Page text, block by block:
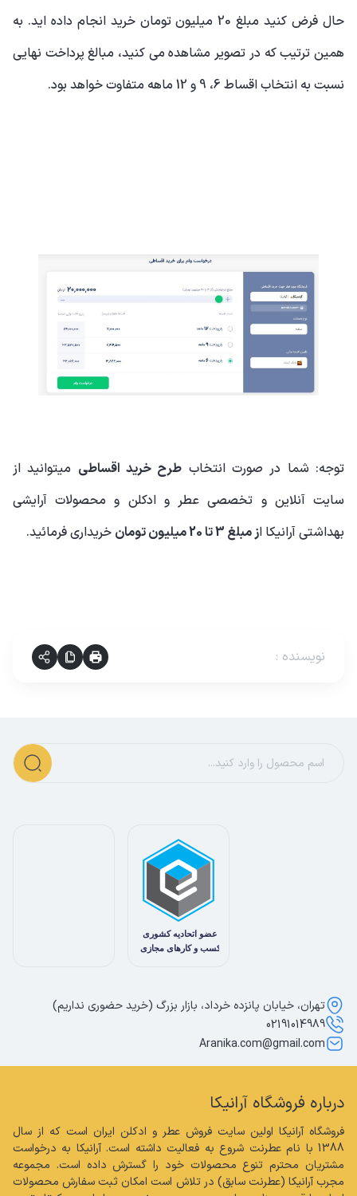
حال فرض کنید مبلغ 20 میلیون تومان خرید انجام داده اید. به
همین ترتیب که در تصویر مشاهده می کنید، مبالغ پرداخت نهایی
نسبت به انتخاب اقساط 6، 9 و 12 ماهه متفاوت خواهد بود.
توجه: شما در صورت انتخاب طرح خرید اقساطی میتوانید از
سایت آنلاین و تخصصی عطر و ادکلن و محصولات آرایشی
بهداشتی آرانیکا از مبلغ 3 تا 20 میلیون تومان خریداری فرمائید.
نویسنده :
درباره فروشگاه آرانیکا
تهران، خیابان پانزده خرداد، بازار بزرگ (خرید حضوری نداریم)
02191014989
Aranika.com@gmail.com